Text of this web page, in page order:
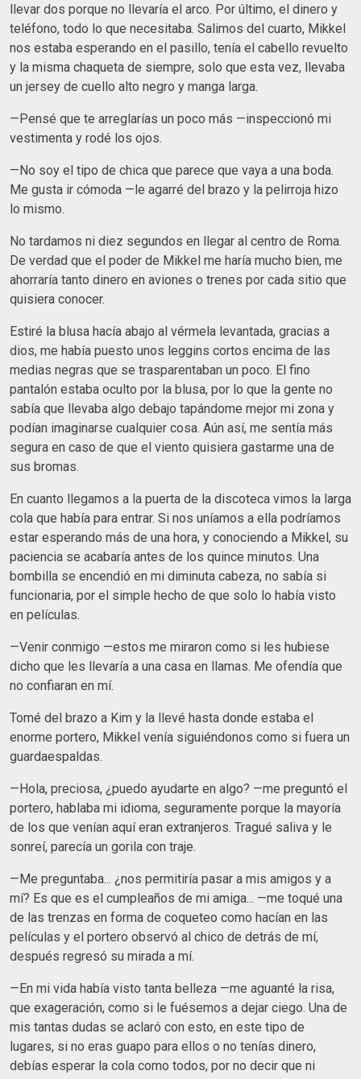
llevar dos porque no llevaría el arco. Por último, el dinero y
teléfono, todo lo que necesitaba. Salimos del cuarto, Mikkel
nos estaba esperando en el pasillo, tenía el cabello revuelto
y la misma chaqueta de siempre, solo que esta vez, llevaba
un jersey de cuello alto negro y manga larga.
—Pensé que te arreglarías un poco más —inspeccionó mi
vestimenta y rodé los ojos.
—No soy el tipo de chica que parece que vaya a una boda.
Me gusta ir cómoda —le agarré del brazo y la pelirroja hizo
lo mismo.
No tardamos ni diez segundos en llegar al centro de Roma.
De verdad que el poder de Mikkel me haría mucho bien, me
ahorraría tanto dinero en aviones o trenes por cada sitio que
quisiera conocer.
Estiré la blusa hacía abajo al vérmela levantada, gracias a
dios, me había puesto unos leggins cortos encima de las
medias negras que se trasparentaban un poco. El fino
pantalón estaba oculto por la blusa, por lo que la gente no
sabía que llevaba algo debajo tapándome mejor mi zona y
podían imaginarse cualquier cosa. Aún así, me sentía más
segura en caso de que el viento quisiera gastarme una de
sus bromas.
En cuanto llegamos a la puerta de la discoteca vimos la larga
cola que había para entrar. Si nos uníamos a ella podríamos
estar esperando más de una hora, y conociendo a Mikkel, su
paciencia se acabaría antes de los quince minutos. Una
bombilla se encendió en mi diminuta cabeza, no sabía si
funcionaria, por el simple hecho de que solo lo había visto
en películas.
—Venir conmigo —estos me miraron como si les hubiese
dicho que les llevaría a una casa en llamas. Me ofendía que
no confiaran en mí.
Tomé del brazo a Kim y la llevé hasta donde estaba el
enorme portero, Mikkel venía siguiéndonos como si fuera un
guardaespaldas.
—Hola, preciosa, ¿puedo ayudarte en algo? —me preguntó el
portero, hablaba mi idioma, seguramente porque la mayoría
de los que venían aquí eran extranjeros. Tragué saliva y le
sonreí, parecía un gorila con traje.
—Me preguntaba... ¿nos permitiría pasar a mis amigos y a
mí? Es que es el cumpleaños de mi amiga... —me toqué una
de las trenzas en forma de coqueteo como hacían en las
películas y el portero observó al chico de detrás de mí,
después regresó su mirada a mí.
—En mi vida había visto tanta belleza —me aguanté la risa,
que exageración, como si le fuésemos a dejar ciego. Una de
mis tantas dudas se aclaró con esto, en este tipo de
lugares, si no eras guapo para ellos o no tenías dinero,
debías esperar la cola como todos, por no decir que ni